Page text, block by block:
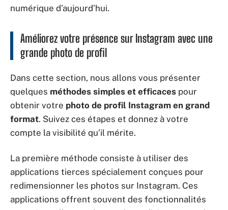
numérique d’aujourd’hui.
Améliorez votre présence sur Instagram avec une
grande photo de profil
Dans cette section, nous allons vous présenter
quelques méthodes simples et efficaces pour
obtenir votre photo de profil Instagram en grand
format. Suivez ces étapes et donnez à votre
compte la visibilité qu’il mérite.
La première méthode consiste à utiliser des
applications tierces spécialement conçues pour
redimensionner les photos sur Instagram. Ces
applications offrent souvent des fonctionnalités